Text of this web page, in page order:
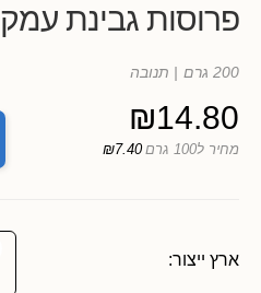
פרוסות גבינת עמק
200 גרם | תנובה
₪14.80
מחיר ל100 גרם ₪7.40
ארץ ייצור: